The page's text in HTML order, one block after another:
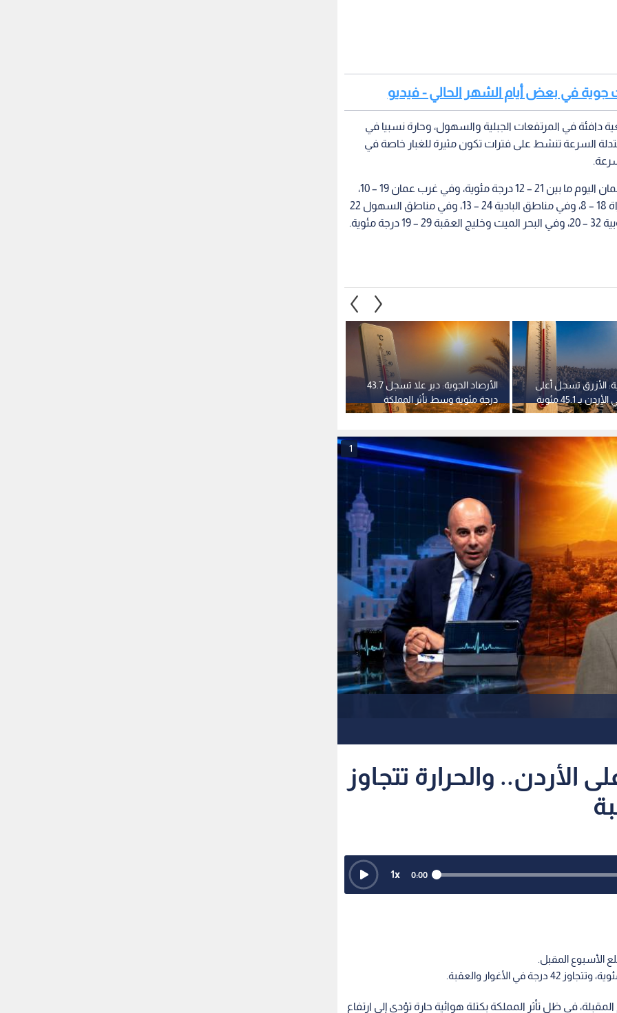
جوية في بعض أيام الشهر الحالي - فيديو
دافئة في المرتفعات الجبلية والسهول، وحارة نسبيا في
السرعة تنشط على فترات تكون مثيرة للغبار خاصة في
وتتراوح درجات الحرارة العظمى والصغرى في شرق عمان اليوم ما بين 21 – 12 درجة مئوية، وفي غرب عمان 19 – 10،
وفي المرتفعات الشمالية 19 – 9، وفي مرتفعات الشراة 18 – 8، وفي مناطق البادية 24 – 13، وفي مناطق السهول 22
الأرصاد الجوية: دير علا تسجل 43.7
درجة مئوية وسط تأثر المملكة
بكتلة حارة
الأزرق تسجل أعلى
بـ 45.1 مئوية
1
الأردن.. والحرارة تتجاوز
0:00
1x
الأسبوع المقبل.
في ظل تأثر المملكة بكتلة هوائية حارة تؤدي إلى ارتفاع